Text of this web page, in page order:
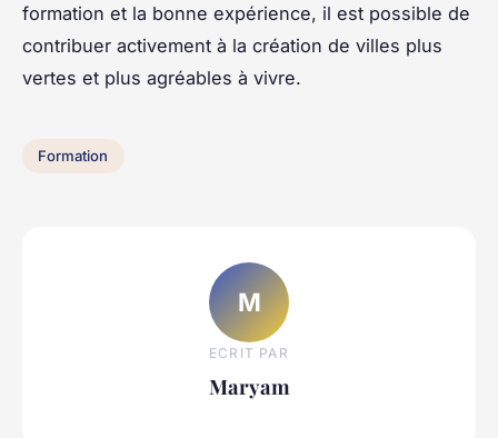
formation et la bonne expérience, il est possible de
contribuer activement à la création de villes plus
vertes et plus agréables à vivre.
Formation
M
ECRIT PAR
Maryam